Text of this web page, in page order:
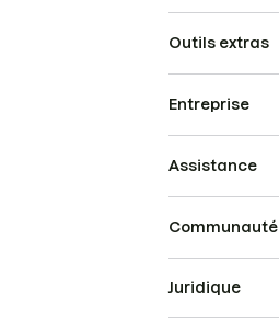
Outils extras
Entreprise
Assistance
Communauté
Juridique